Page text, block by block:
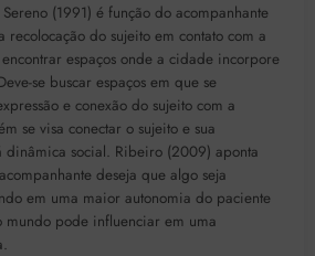
(1991) é função do acompanhante
recolocação do sujeito em contato com a
espaços onde a cidade incorpore
se buscar espaços em que se
e conexão do sujeito com a
se visa conectar o sujeito e sua
dinâmica social. Ribeiro (2009) aponta
deseja que algo seja
em uma maior autonomia do paciente
mundo pode influenciar em uma